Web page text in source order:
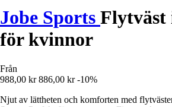
Jobe Sports Flytväst
för kvinnor
Från
988,00 kr 886,00 kr -10%
Njut av lättheten och komforten med